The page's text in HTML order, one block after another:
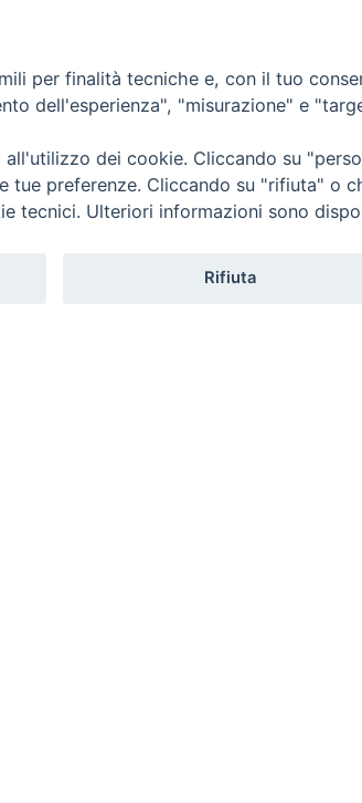
per finalità tecniche e, con il tuo
dell'esperienza", "misurazione" e
dei cookie. Cliccando su
tue preferenze. Cliccando su "rifiuta" o
tecnici. Ulteriori informazioni sono
Rifiuta